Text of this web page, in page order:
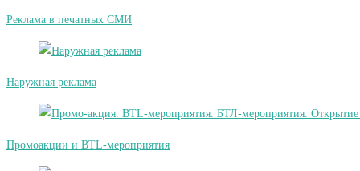
Реклама в печатных СМИ
Наружная реклама
Промоакции и BTL-мероприятия